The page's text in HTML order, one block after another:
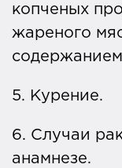
копченых
жареного
5. Курение.
6. Случаи
анамнезе.